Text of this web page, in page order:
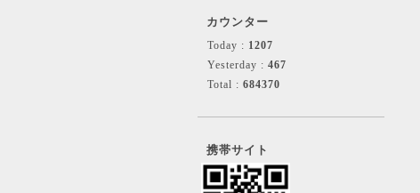
カウンター
Today : 1207
Yesterday : 467
Total : 684370
携帯サイト